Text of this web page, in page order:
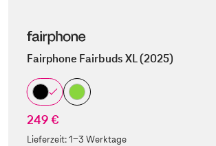
Fairphone Fairbuds XL (2025)
249 €
Lieferzeit:1-3 Werktage